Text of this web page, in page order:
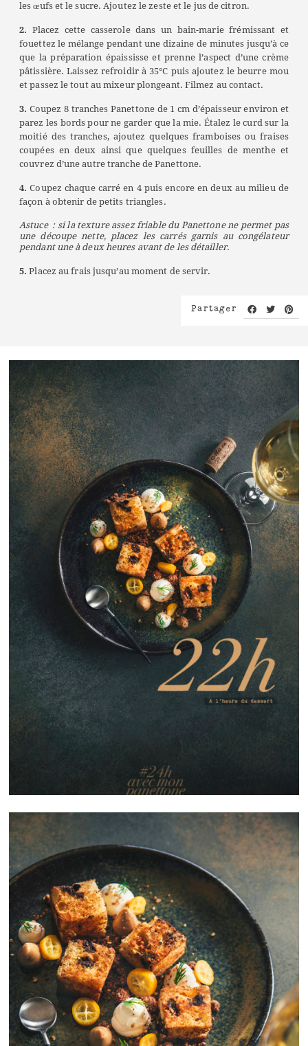
les œufs et le sucre. Ajoutez le zeste et le jus de citron.
2. Placez cette casserole dans un bain-marie frémissant et
fouettez le mélange pendant une dizaine de minutes jusqu’à ce
que la préparation épaississe et prenne l’aspect d’une crème
pâtissière. Laissez refroidir à 35°C puis ajoutez le beurre mou
et passez le tout au mixeur plongeant. Filmez au contact.
3. Coupez 8 tranches Panettone de 1 cm d’épaisseur environ et
parez les bords pour ne garder que la mie. Étalez le curd sur la
moitié des tranches, ajoutez quelques framboises ou fraises
coupées en deux ainsi que quelques feuilles de menthe et
couvrez d’une autre tranche de Panettone.
4.Coupez chaque carré en 4 puis encore en deux au milieu de
façon à obtenir de petits triangles.
Astuce : si la texture assez friable du Panettone ne permet pas
une découpe nette, placez les carrés garnis au congélateur
pendant une à deux heures avant de les détailler.
5.Placez au frais jusqu’au moment de servir.
Partager